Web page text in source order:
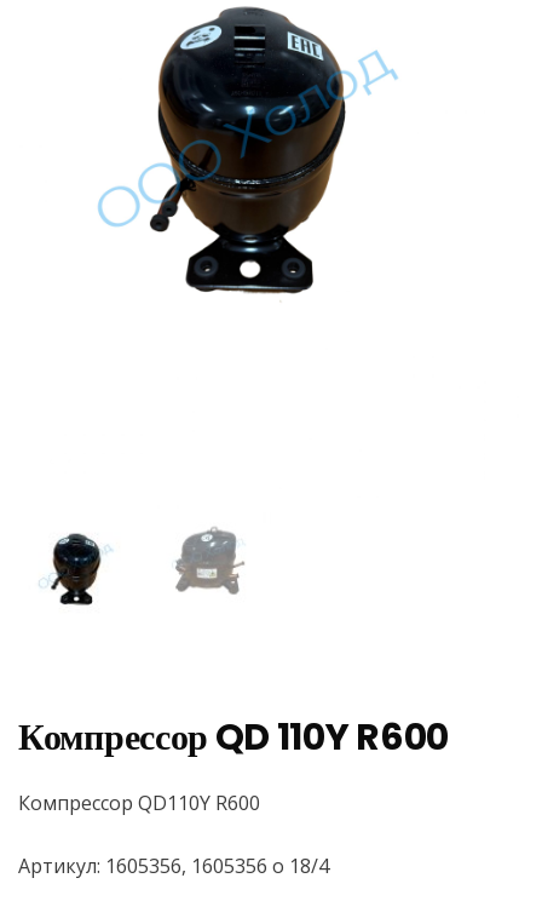
Компрессор QD 110Y R600
Компрессор QD110Y R600
Артикул: 1605356, 1605356 о 18/4